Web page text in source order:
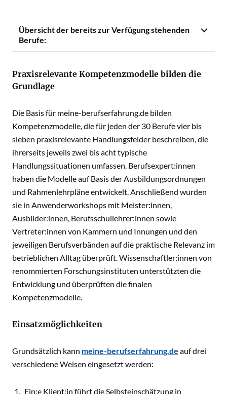
Übersicht der bereits zur Verfügung stehenden
Berufe:
Praxisrelevante Kompetenzmodelle bilden die
Grundlage
Die Basis für meine-berufserfahrung.de bilden
Kompetenzmodelle, die für jeden der 30 Berufe vier bis
sieben praxisrelevante Handlungsfelder beschreiben, die
ihrerseits jeweils zwei bis acht typische
Handlungssituationen umfassen. Berufsexpert:innen
haben die Modelle auf Basis der Ausbildungsordnungen
und Rahmenlehrpläne entwickelt. Anschließend wurden
sie in Anwenderworkshops mit Meister:innen,
Ausbilder:innen, Berufsschullehrer:innen sowie
Vertreter:innen von Kammern und Innungen und den
jeweiligen Berufsverbänden auf die praktische Relevanz im
betrieblichen Alltag überprüft. Wissenschaftler:innen von
renommierten Forschungsinstituten unterstützten die
Entwicklung und überprüften die finalen
Kompetenzmodelle.
Einsatzmöglichkeiten
Grundsätzlich kann meine-berufserfahrung.de auf drei
verschiedene Weisen eingesetzt werden:
Ein:e Klient:in führt die Selbsteinschätzung in